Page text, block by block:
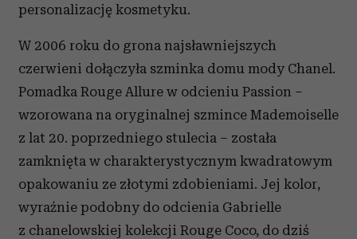
personalizację kosmetyku.
W 2006 roku do grona najsławniejszych
czerwieni dołączyła szminka domu mody Chanel.
Pomadka Rouge Allure w odcieniu Passion –
wzorowana na oryginalnej szmince Mademoiselle
z lat 20. poprzedniego stulecia – została
zamknięta w charakterystycznym kwadratowym
opakowaniu ze złotymi zdobieniami. Jej kolor,
wyraźnie podobny do odcienia Gabrielle
z chanelowskiej kolekcji Rouge Coco, do dziś